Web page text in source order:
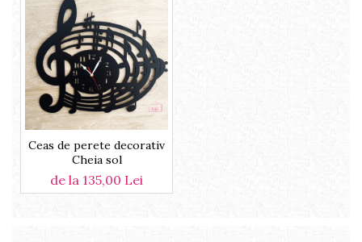
Ceas de perete decorativ
Cheia sol
de la 135,00 Lei